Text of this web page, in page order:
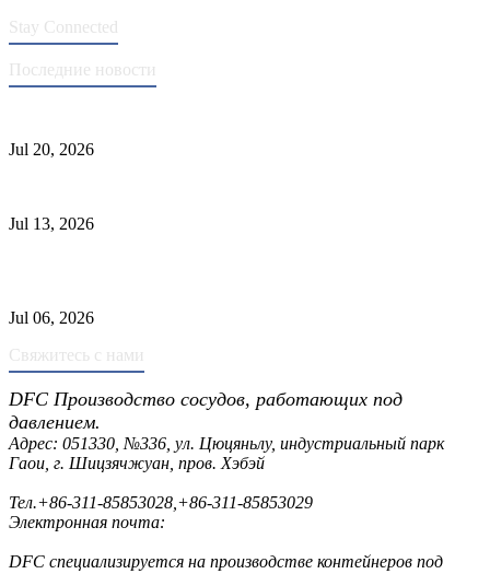
Stay Connected
Последние новости
Jul 20, 2026
Jul 13, 2026
Jul 06, 2026
Свяжитесь с нами
DFC Производство сосудов, работающих под
давлением.
Адрес: 051330, №336, ул. Цюцяньлу, индустриальный парк
Гаои, г. Шицзячжуан, пров. Хэбэй
Тел.+86-311-85853028 +86-311-85853029
Электронная почта:
DFC специализируется на производстве контейнеров под